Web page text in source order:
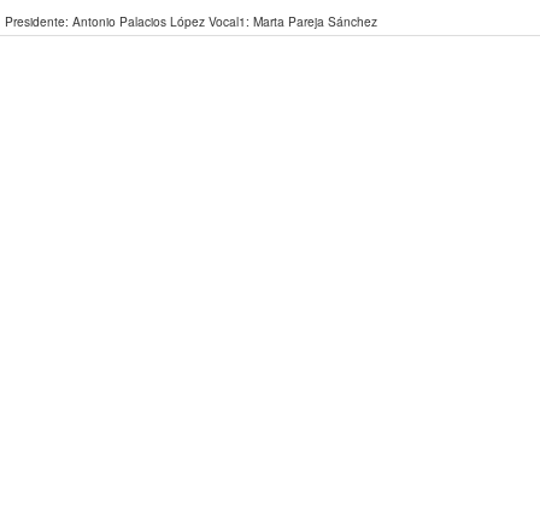
Presidente: Antonio Palacios López Vocal1: Marta Pareja Sánchez